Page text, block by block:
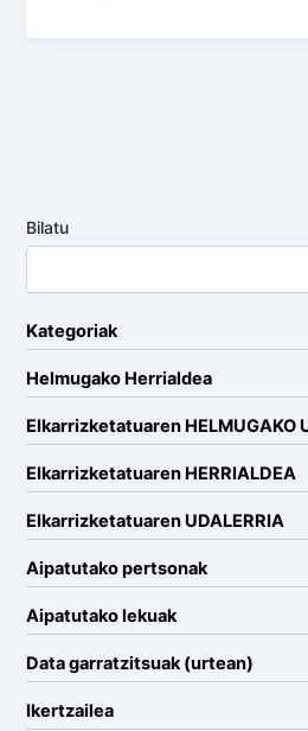
Bilatu
Kategoriak
Helmugako Herrialdea
Elkarrizketatuaren HELMUGAKO
Elkarrizketatuaren HERRIALDEA
Elkarrizketatuaren UDALERRIA
Aipatutako pertsonak
Aipatutako lekuak
Data garratzitsuak (urtean)
Ikertzailea